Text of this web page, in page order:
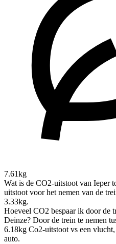
7.61kg
Wat is de CO2-uitstoot van Ieper
uitstoot voor het nemen van de
3.33kg.
Hoeveel CO2 bespaar ik door de
Deinze? Door de trein te nemen
6.18kg Co2-uitstoot vs een
auto.